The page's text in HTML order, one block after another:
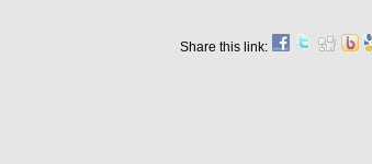
Share this link: